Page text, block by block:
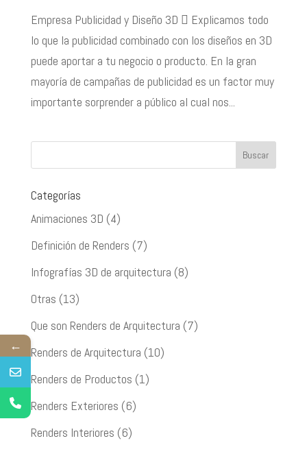
Empresa Publicidad y Diseño 3D  Explicamos todo
lo que la publicidad combinado con los diseños en 3D
puede aportar a tu negocio o producto. En la gran
mayoría de campañas de publicidad es un factor muy
importante sorprender a público al cual nos...
Categorías
Animaciones 3D (4)
Definición de Renders (7)
Infografías 3D de arquitectura (8)
Otras (13)
Que son Renders de Arquitectura (7)
Renders de Arquitectura (10)
Renders de Productos (1)
Renders Exteriores (6)
Renders Interiores (6)
←